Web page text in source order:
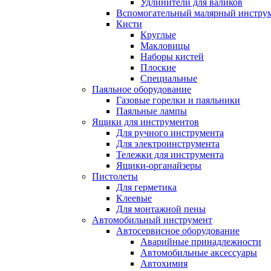
Удлинители для валиков
Вспомогательный малярный
Кисти
Круглые
Макловицы
Наборы кистей
Плоские
Специальные
Паяльное оборудование
Газовые горелки и паяльники
Паяльные лампы
Ящики для инструментов
Для ручного инструмента
Для электроинструмента
Тележки для инструмента
Ящики-органайзеры
Пистолеты
Для герметика
Клеевые
Для монтажной пены
Автомобильный инструмент
Автосервисное оборудование
Аварийные принадлежности
Автомобильные аксессуары
Автохимия